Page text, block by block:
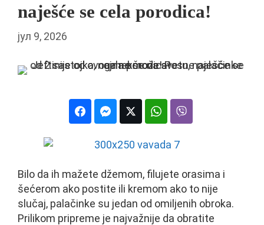
naješće se cela porodica!
јул 9, 2026
Bilo da ih mažete džemom, filujete orasima i
šećerom ako postite ili kremom ako to nije
slučaj, palačinke su jedan od omiljenih obroka.
Prilikom pripreme je najvažnije da obratite